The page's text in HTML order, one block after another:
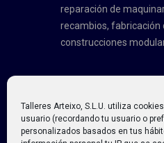
Talleres Arteixo, S.L.U. utiliza
usuario (recordando tu usuario o
personalizados basados en tus
reparación de
recambios, fabricación
construcciones